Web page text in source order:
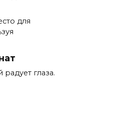
для
глаза.